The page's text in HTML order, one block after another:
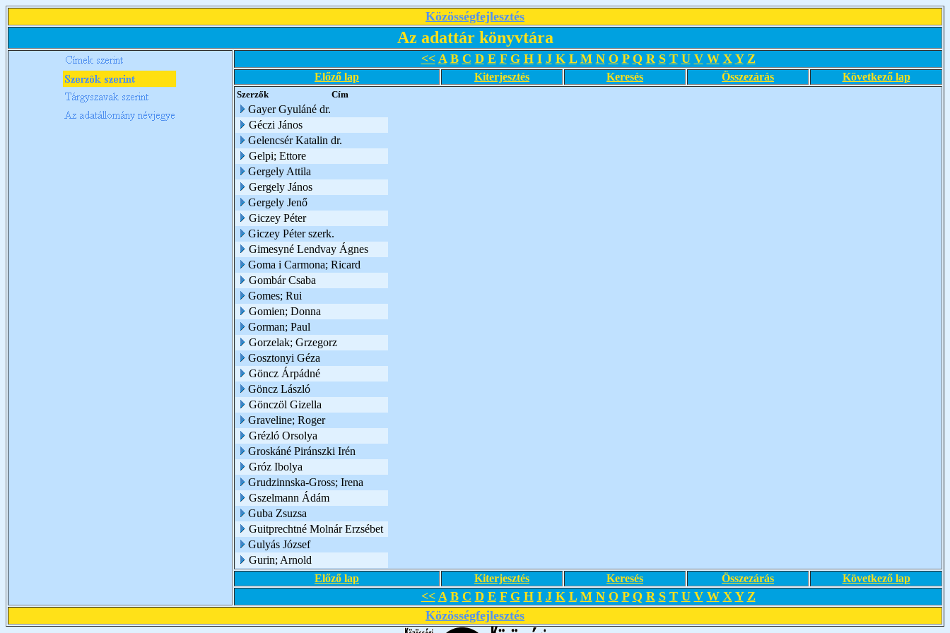
Közösségfejlesztés
Az adattár könyvtára
<< A B C D E F G H I J K L M N O P Q R S T U V W X Y Z
Előző lap Kiterjesztés Keresés Összezárás Következő lap
Szerzők Cím
Gayer Gyuláné dr.
Géczi János
Gelencsér Katalin dr.
Gelpi; Ettore
Gergely Attila
Gergely János
Gergely Jenő
Giczey Péter
Giczey Péter szerk.
Gimesyné Lendvay Ágnes
Goma i Carmona; Ricard
Gombár Csaba
Gomes; Rui
Gomien; Donna
Gorman; Paul
Gorzelak; Grzegorz
Gosztonyi Géza
Göncz Árpádné
Göncz László
Gönczöl Gizella
Graveline; Roger
Grézló Orsolya
Groskáné Piránszki Irén
Gróz Ibolya
Grudzinnska-Gross; Irena
Gszelmann Ádám
Guba Zsuzsa
Guitprechtné Molnár Erzsébet
Gulyás József
Gurin; Arnold
Előző lap
Kiterjesztés Keresés Összezárás Következő lap
<< A B C D E F G H I J K L M N O P Q R S T U V W X Y Z
Közösségfejlesztés